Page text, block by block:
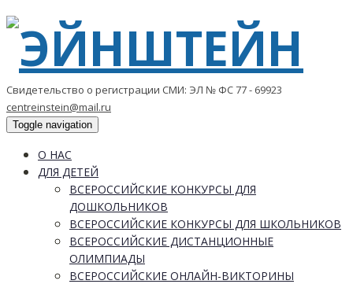
Свидетельство о регистрации СМИ: ЭЛ № ФС 77 - 69923
centreinstein@mail.ru
Toggle navigation
О НАС
ДЛЯ ДЕТЕЙ
ВСЕРОССИЙСКИЕ КОНКУРСЫ ДЛЯ
ДОШКОЛЬНИКОВ
ВСЕРОССИЙСКИЕ КОНКУРСЫ ДЛЯ ШКОЛЬНИКОВ
ВСЕРОССИЙСКИЕ ДИСТАНЦИОННЫЕ
ОЛИМПИАДЫ
ВСЕРОССИЙСКИЕ ОНЛАЙН-ВИКТОРИНЫ